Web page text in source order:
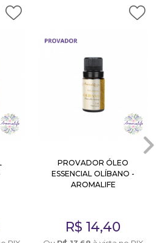
PROVADOR ÓLEO
ESSENCIAL OLÍBANO -
AROMALIFE
R$14,40